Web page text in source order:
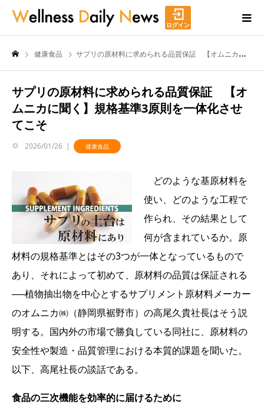
ログイン
健康食品 サプリの原材料に求められる品質保証 【オムニカに聞く】規格基準3原則を一体化させてこそ
サプリの原材料に求められる品質保証 【オ
ムニカに聞く】規格基準3原則を一体化させ
てこそ
2026/01/26 健康食品
どのような基原材料を
使い、どのような工程で
作られ、その結果として
何が含まれているか。原
材料の規格基準とはその3つが一体となっているもので
あり、それによって初めて、原材料の品質は保証される
──植物抽出物を中心とするサプリメント原材料メーカー
のオムニカ㈱（静岡県裾野市）の高尾久貴社長はそう説
明する。国内外の市場で勝負している同社に、原材料の
安全性や製造・品質管理における本質的課題を聞いた。
以下、高尾社長の談話である。
食品の三次機能を効率的に届けるために